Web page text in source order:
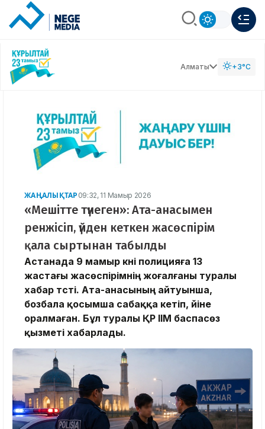
Алматы +3°C
ЖАҢАЛЫҚТАР 09:32, 11 Мамыр 2026
«Мешітте түнеген»: Ата-анасымен
ренжісіп, үйден кеткен жасөспірім
қала сыртынан табылды
Астанада 9 мамыр күні полицияға 13
жастағы жасөспірімнің жоғалғаны туралы
хабар түсті. Ата-анасының айтуынша,
бозбала қосымша сабаққа кетіп, үйіне
оралмаған. Бұл туралы ҚР ІІМ баспасөз
қызметі хабарлады.